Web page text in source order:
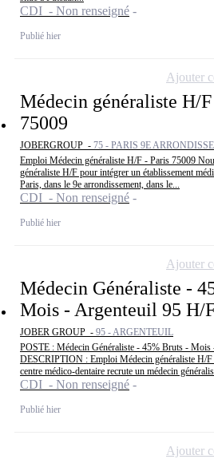
CDI - Non renseigné
Publié hier
Médecin généraliste H/
75009
JOBERGROUP - 75 - PARIS 9E
Emploi Médecin généraliste H/F - Paris 75009
généraliste H/F pour intégrer un établissement
Paris, dans le 9e arrondissement, dans le...
CDI - Non renseigné
Publié hier
Ajouter
Médecin Généraliste -
Mois - Argenteuil 95 H/
JOBER GROUP - 95 - ARGENTEUIL
POSTE : Médecin Généraliste - 45% Bruts -
DESCRIPTION : Emploi Médecin généraliste H/
centre médico-dentaire recrute un médecin
CDI - Non renseigné
Publié hier
Ajouter
Ajouter